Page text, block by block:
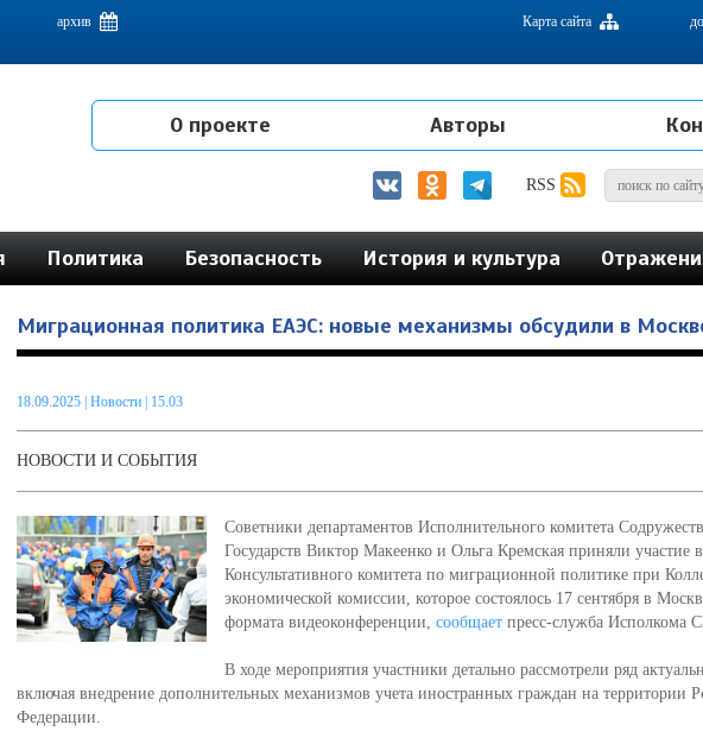
интеграции на постсоветском пространстве
архив Карта сайта
О проекте Авторы
RSS
Политика Безопасность История и культура
Миграционная политика ЕАЭС: новые механизмы обсудили в
18.09.2025| Новости | 15.03
НОВОСТИ И СОБЫТИЯ
Советники департаментов Исполнительного комитета
Государств Виктор Макеенко и Ольга Кремская приняли участие
Консультативного комитета по миграционной политике при
экономической комиссии, которое состоялось 17 сентября в
формата видеоконференции, сообщаетпресс-служба Исполкома
В ходе мероприятия участники детально рассмотрели ряд
включая внедрение дополнительных механизмов учета иностранных граждан на территории
Федерации.